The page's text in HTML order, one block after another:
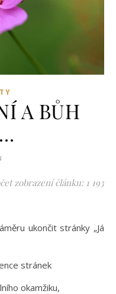
A BŮH
zobrazení článku: 1 193
ukončit stránky „Já
stránek
okamžiku,